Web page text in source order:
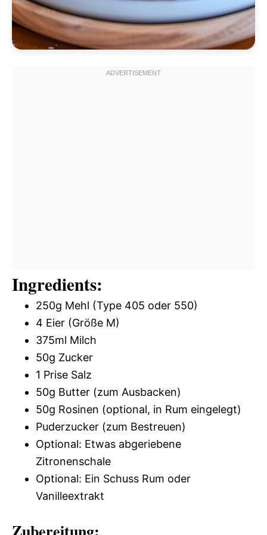
Ingredients:
250g Mehl (Type 405 oder 550)
4 Eier (Größe M)
375ml Milch
50g Zucker
1 Prise Salz
50g Butter (zum Ausbacken)
50g Rosinen (optional, in Rum eingelegt)
Puderzucker (zum Bestreuen)
Optional: Etwas abgeriebene
Zitronenschale
Optional: Ein Schuss Rum oder
Vanilleextrakt